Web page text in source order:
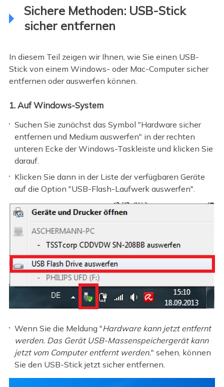
Sichere Methoden: USB-Stick
sicher entfernen
In diesem Teil zeigen wir Ihnen, wie Sie einen USB-
Stick von einem Windows- oder Mac-Computer sicher
entfernen oder auswerfen können.
1. Auf Windows-System
Suchen Sie zunächst das Symbol "Hardware sicher
entfernen und Medium auswerfen" in der rechten
unteren Ecke der Windows-Taskleiste und klicken Sie
darauf.
Klicken Sie dann in der Liste der verfügbaren Geräte
auf die Option "USB-Flash-Laufwerk auswerfen".
Wenn Sie die Meldung "Hardware kann jetzt entfernt
werden. Das Gerät USB-Massenspeichergerät kann
jetzt vom Computer entfernt werden." sehen, können
Sie den USB-Stick jetzt sicher entfernen.